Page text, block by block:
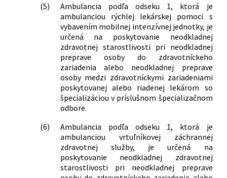
(5)
Ambulancia podľa odseku 1, ktorá je
ambulanciou rýchlej lekárskej pomoci s
vybavením mobilnej intenzívnej jednotky, je
určená na poskytovanie neodkladnej
zdravotnej starostlivosti pri neodkladnej
preprave osoby do zdravotníckeho
zariadenia alebo neodkladnej preprave
osoby medzi zdravotníckymi zariadeniami
poskytovanej alebo riadenej lekárom so
špecializáciou v príslušnom špecializačnom
odbore.
(6)
Ambulancia podľa odseku 1, ktorá je
ambulanciou vrtuľníkovej záchrannej
zdravotnej služby, je určená na
poskytovanie neodkladnej zdravotnej
starostlivosti pri neodkladnej preprave